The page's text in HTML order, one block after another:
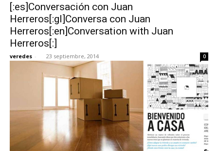
[:es]Conversación con Juan
Herreros[:gl]Conversa con Juan
Herreros[:en]Conversation with Juan
Herreros[:]
veredes - 23 septiembre, 2014 0